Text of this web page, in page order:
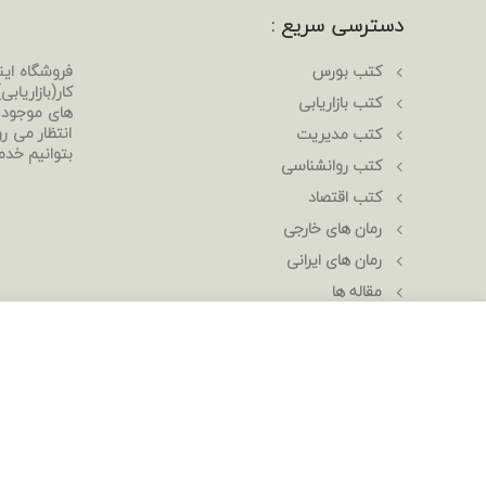
فروشگاه
های موجود
انتظار می
بتوانیم
دسترسی سریع :
کتب بورس
کتب بازاریابی
کتب مدیریت
کتب روانشناسی
کتب اقتصاد
رمان های خارجی
رمان های ایرانی
مقاله ها